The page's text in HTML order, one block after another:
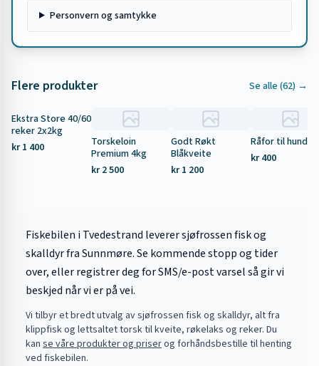
Personvern og samtykke
Flere produkter Se alle (62) →
Tilbud
Ekstra Store 40/60
reker 2x2kg
kr 1 400
Torskeloin
Premium 4kg
kr 2 500
Godt Røkt
Blåkveite
kr 1 200
Råfor til hund
kr 400
Fiskebilen i Tvedestrand leverer sjøfrossen fisk og
skalldyr fra Sunnmøre. Se kommende stopp og tider
over, eller registrer deg for SMS/e-post varsel så gir vi
beskjed når vi er på vei.
Vi tilbyr et bredt utvalg av sjøfrossen fisk og skalldyr, alt fra
klippfisk og lettsaltet torsk til kveite, røkelaks og reker. Du
kan se våre produkter og priserog forhåndsbestille til henting
ved fiskebilen.